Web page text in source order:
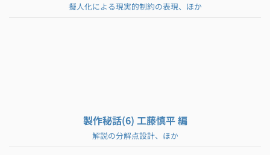
擬人化による現実的制約の表現、ほか
製作秘話(6) 工藤慎平 編
解説の分解点設計、ほか